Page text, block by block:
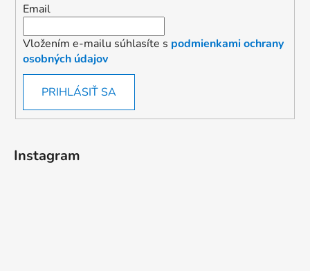
Email
Vložením e-mailu súhlasíte s podmienkami ochrany
osobných údajov
PRIHLÁSIŤ SA
Instagram